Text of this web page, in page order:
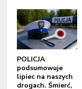
POLICJA
podsumowuje
lipiec na naszych
drogach. Śmierć,